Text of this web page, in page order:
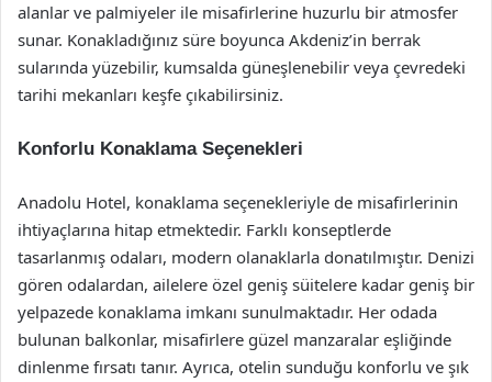
alanlar ve palmiyeler ile misafirlerine huzurlu bir atmosfer
sunar. Konakladığınız süre boyunca Akdeniz’in berrak
sularında yüzebilir, kumsalda güneşlenebilir veya çevredeki
tarihi mekanları keşfe çıkabilirsiniz.
Konforlu Konaklama Seçenekleri
Anadolu Hotel, konaklama seçenekleriyle de misafirlerinin
ihtiyaçlarına hitap etmektedir. Farklı konseptlerde
tasarlanmış odaları, modern olanaklarla donatılmıştır. Denizi
gören odalardan, ailelere özel geniş süitelere kadar geniş bir
yelpazede konaklama imkanı sunulmaktadır. Her odada
bulunan balkonlar, misafirlere güzel manzaralar eşliğinde
dinlenme fırsatı tanır. Ayrıca, otelin sunduğu konforlu ve şık